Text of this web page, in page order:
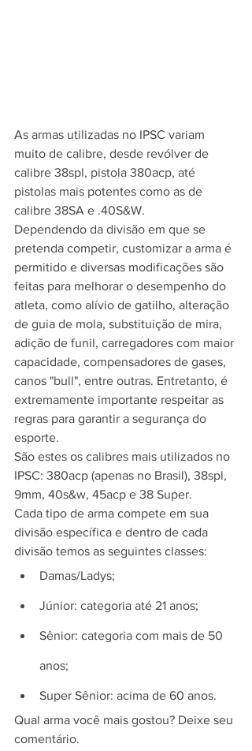
As armas utilizadas no IPSC variam
muito de calibre, desde revólver de
calibre 38spl, pistola 380acp, até
pistolas mais potentes como as de
calibre 38SA e .40S&W.
Dependendo da divisão em que se
pretenda competir, customizar a arma é
permitido e diversas modificações são
feitas para melhorar o desempenho do
atleta, como alívio de gatilho, alteração
de guia de mola, substituição de mira,
adição de funil, carregadores com maior
capacidade, compensadores de gases,
canos "bull", entre outras. Entretanto, é
extremamente importante respeitar as
regras para garantir a segurança do
esporte.
São estes os calibres mais utilizados no
IPSC: 380acp (apenas no Brasil), 38spl,
9mm, 40s&w, 45acp e 38 Super.
Cada tipo de arma compete em sua
divisão específica e dentro de cada
divisão temos as seguintes classes:
Damas/Ladys;
Júnior: categoria até 21 anos;
Sênior: categoria com mais de 50
anos;
Super Sênior: acima de 60 anos.
Qual arma você mais gostou? Deixe seu
comentário.